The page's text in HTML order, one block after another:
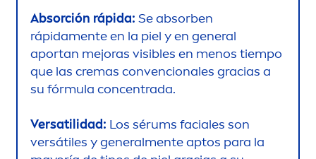
Absorción rápida: Se absorben
rápidamente en la piel y en general
aportan mejoras visibles en menos tiempo
que las cremas convencionales gracias a
su fórmula concentrada.
Versatilidad: Los sérums faciales son
versátiles y generalmente aptos para la